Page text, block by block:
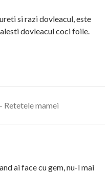
si razi dovleacul, este
dovleacul coci foile.
Retetele mamei
ai face cu gem, nu-l mai